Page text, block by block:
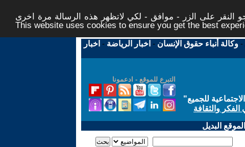
النقر على الزر - موافق - لكي لاتظهر هذه الرسالة مرة اخرى -
This website uses cookies to ensure you get the best
-وكالة أنباء حقوق الإنسان - اخبار الرياضة - اخبار
التبرع للموقع - ادعمونا
للجميع"
والثقافة
البديل